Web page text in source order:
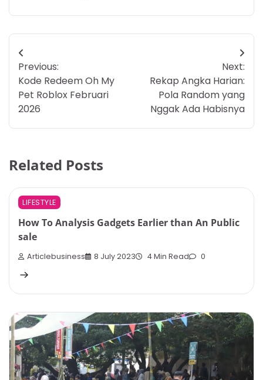
Post
navigation
Previous:
Kode Redeem Oh My
Pet Roblox Februari
2026
Next:
Rekap Angka Harian:
Pola Random yang
Nggak Ada Habisnya
Related Posts
LIFESTYLE
How To Analysis Gadgets Earlier than An Public
sale
Articlebusiness 8 July 2023 4 Min Read 0